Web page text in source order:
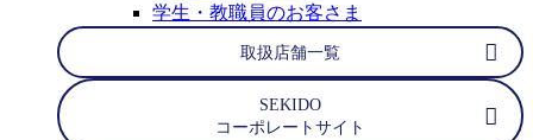
学生・教職員のお客さま
取扱店舗一覧
SEKIDO
コーポレートサイト